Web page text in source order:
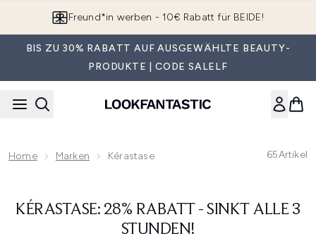
Freund*in werben - 10€ Rabatt für BEIDE!
BIS ZU 30% RABATT AUF AUSGEWÄHLTE BEAUTY-
PRODUKTE | CODE SALELF
Home Marken Kérastase 65Artikel
KÉRASTASE: 28% RABATT - SINKT ALLE 3
STUNDEN!